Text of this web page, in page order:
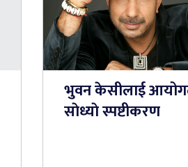
भुवन केसीलाई
साेध्याे स्पष्टीकरण